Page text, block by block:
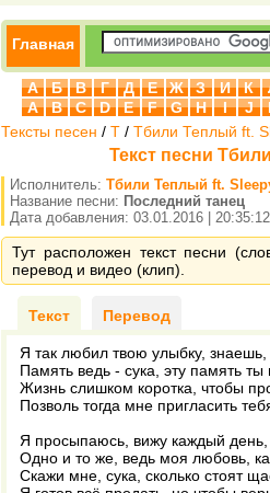
Главная
А Б В Г Д Е Ж З И К
A
B C D E F G H I J
Тексты песен / Т / Тбили Теплый ft.
Текст песни
Исполнитель: Тбили Теплый ft.
Название песни: Последний танец
Дата добавления: 03.01.2016 | 20:35:12
Тут расположен текст песни
перевод и видео (клип).
Текст Перевод
Я так любил твою улыбку, знаешь,
Память ведь - сука, эту память
Жизнь слишком коротка, чтобы
Позволь тогда мне пригласить
Я просыпаюсь, вижу каждый день,
Одно и то же, ведь моя любовь,
Скажи мне, сука, сколько стоят